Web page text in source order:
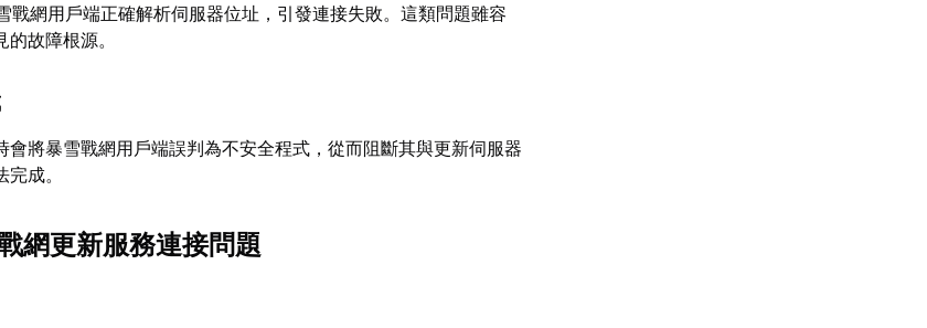
戰網用戶端正確解析伺服器位址，引發連接失敗。這類問題雖容
故障根源。
會將暴雪戰網用戶端誤判為不安全程式，從而阻斷其與更新伺服器
成。
網更新服務連接問題